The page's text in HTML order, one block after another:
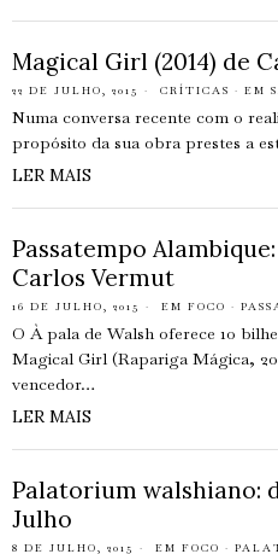
Magical Girl (2014) de
22 DE JULHO, 2015 CRÍTICAS · EM
Numa conversa recente com o
propósito da sua obra prestes a
LER MAIS
Passatempo
Carlos Vermut
16 DE JULHO, 2015 EM FOCO ·
O À pala de Walsh oferece 10
Magical Girl (Rapariga Mágica,
vencedor…
LER MAIS
Palatorium walshiano:
Julho
8 DE JULHO, 2015 EM FOCO ·